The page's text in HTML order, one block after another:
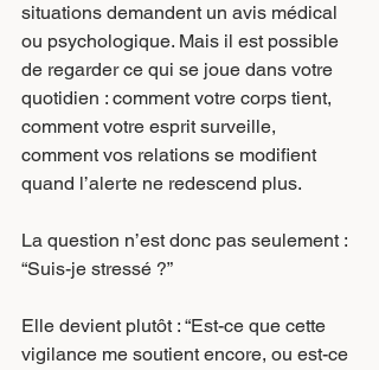
situations demandent un avis médical
ou psychologique. Mais il est possible
de regarder ce qui se joue dans votre
quotidien : comment votre corps tient,
comment votre esprit surveille,
comment vos relations se modifient
quand l’alerte ne redescend plus.
La question n’est donc pas seulement :
“Suis-je stressé ?”
Elle devient plutôt : “Est-ce que cette
vigilance me soutient encore, ou est-ce